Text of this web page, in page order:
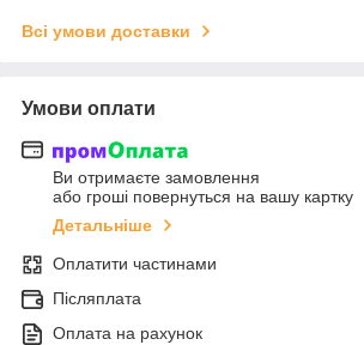
Всі умови доставки
Умови оплати
Ви отримаєте замовлення
або гроші повернуться на вашу картку
Детальніше
Оплатити частинами
Післяплата
Оплата на рахунок